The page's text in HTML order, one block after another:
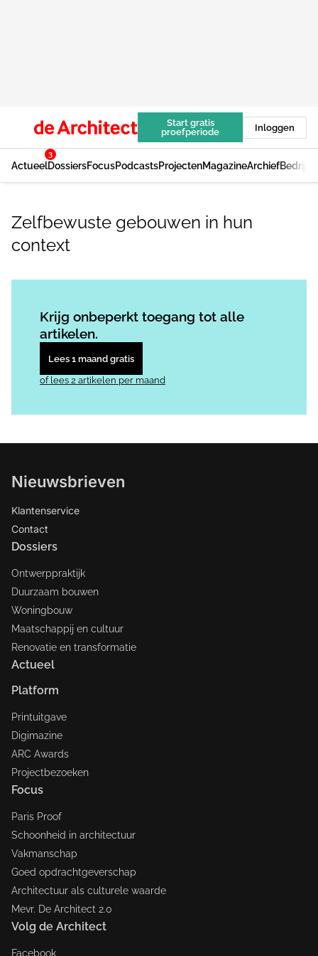
Start gratis
proefperiode
Inloggen
Actueel
3
DossiersFocusPodcastsProjectenMagazineArchief
Zelfbewuste gebouwen in hun
context
Krijg onbeperkt toegang tot alle
artikelen.
Lees 1 maand gratis
of lees 2 artikelen per maand
Nieuwsbrieven
Klantenservice
Contact
Dossiers
Ontwerppraktijk
Duurzaam bouwen
Woningbouw
Maatschappij en cultuur
Renovatie en transformatie
Actueel
Platform
Printuitgave
Digimazine
ARC Awards
Projectbezoeken
Focus
Paris Proof
Schoonheid in architectuur
Vakmanschap
Goed opdrachtgeverschap
Architectuur als culturele waarde
Mevr. De Architect 2.0
Volg de Architect
Facebook